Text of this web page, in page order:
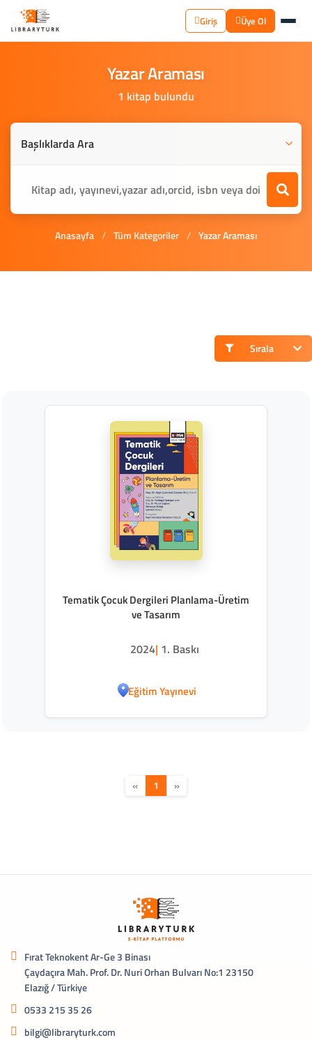
Giriş Üye Ol
YazarAraması
1 kitap bulundu
Anasayfa / Tüm Kategoriler / Yazar Araması
Sırala
Tematik Çocuk Dergileri Planlama-Üretim
ve Tasarım
2024| 1. Baskı
Eğitim Yayınevi
« 1 »
Fırat Teknokent Ar-Ge 3 Binası
Çaydaçıra Mah. Prof. Dr. Nuri Orhan Bulvarı No:1 23150
Elazığ / Türkiye
0533 215 35 26
bilgi@libraryturk.com